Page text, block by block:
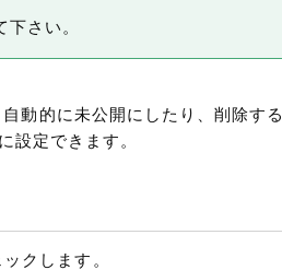
下さい。
動的に未公開にしたり、削除する
設定できます。
クします。